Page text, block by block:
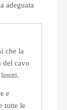
adeguata
che la
del cavo
limiti.
e
tutte le